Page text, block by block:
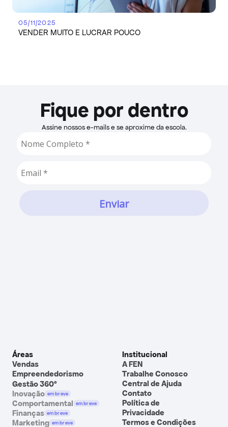
05/11/2025
VENDER MUITO E LUCRAR POUCO
Fique por dentro
Assine nossos e-mails e se aproxime da escola.
Institucional
A FEN
Trabalhe Conosco
Central de Ajuda
Contato
Política de
Privacidade
Termos e Condições
Áreas
Vendas
Empreendedorismo
Gestão 360º
Inovação em breve
Comportamental em breve
Finanças em breve
Marketing em breve